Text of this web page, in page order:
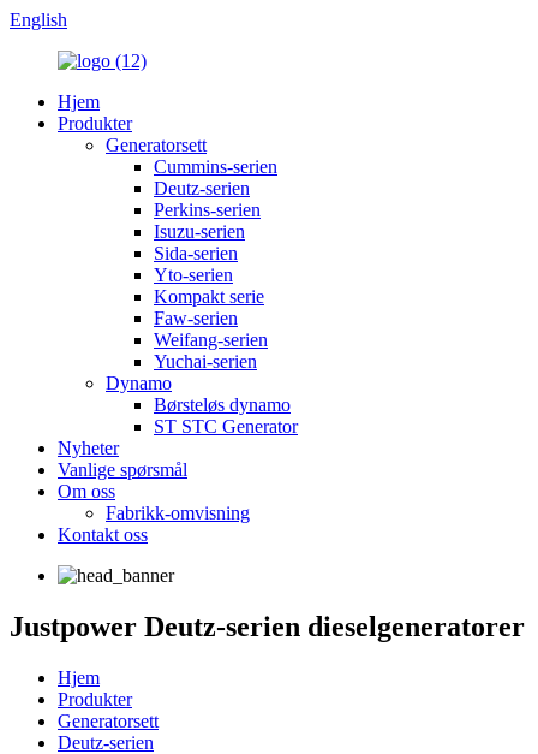
English
Hjem
Produkter
Generatorsett
Cummins-serien
Deutz-serien
Perkins-serien
Isuzu-serien
Sida-serien
Yto-serien
Kompakt serie
Faw-serien
Weifang-serien
Yuchai-serien
Dynamo
Børsteløs dynamo
ST STC Generator
Nyheter
Vanlige spørsmål
Om oss
Fabrikk-omvisning
Kontakt oss
Justpower Deutz-serien dieselgeneratorer
Hjem
Produkter
Generatorsett
Deutz-serien